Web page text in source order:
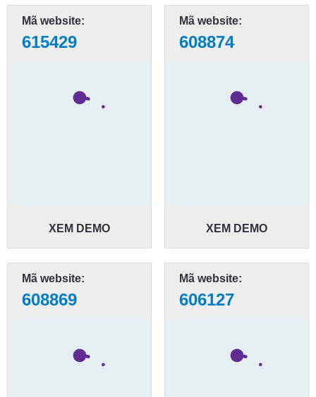
Mã website:
615429
XEM DEMO
Mã website:
608874
XEM DEMO
Mã website:
608869
Mã website:
606127